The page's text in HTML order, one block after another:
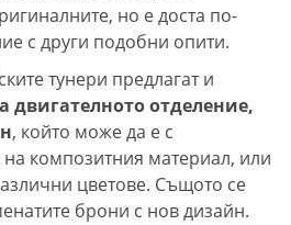
но е доста по-
с други подобни опити.
тунери предлагат и
двигателното отделение,
, който може да е с
на композитния материал, или
цветове. Същото се
брони с нов дизайн.